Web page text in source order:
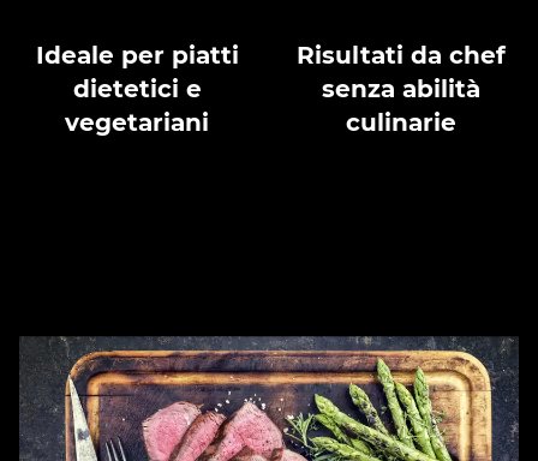
Ideale per piatti
dietetici e
vegetariani
Risultati da chef
senza abilità
culinarie